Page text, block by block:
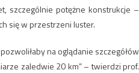
szczególnie potężne konstrukcje –
się w przestrzeni luster.
na oglądanie szczegółów
zaledwie 20 km” – twierdzi prof.